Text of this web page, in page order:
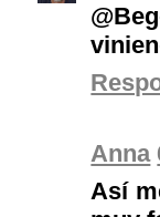
Anna
Así